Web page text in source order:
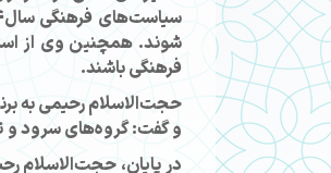
فرهنگی باشند.
حجت‌الاسلام رحیمی به
و گفت: گروه‌های سرود و
در پایان، حجت‌الاسلام